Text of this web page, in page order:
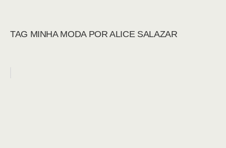
TAG MINHA MODA POR ALICE SALAZAR